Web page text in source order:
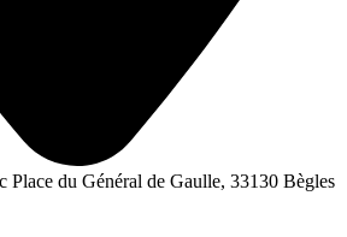
Place du Général de Gaulle, 33130 Bègles